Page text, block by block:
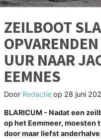
ZEILBOOT
UUR NAAR
EEMNES
Door Redactie op 28 juni
BLARICUM - Nadat een
op het Eemmeer,
door maar liefst